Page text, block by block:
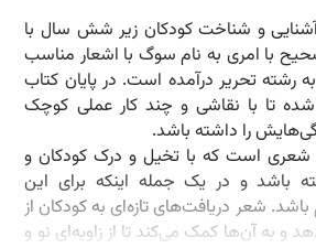
و شناخت کودکان زیر شش سال با
با امری به نام سوگ با اشعار مناسب
رشته تحریر درآمده است. در پایان کتاب
تا با نقاشی و چند کار عملی کوچک
را داشته باشد.
است که با تخیل و درک کودکان و
باشد و در یک جمله اینکه برای این
شعر دریافت‌های تازه‌ای به کودکان از
و به آن‌ها کمک می‌کند تا از زاویه‌ای نو و